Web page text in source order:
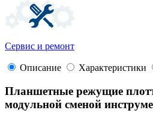
Сервис и ремонт
Описание Характеристики
Планшетные режущие
модульной сменой